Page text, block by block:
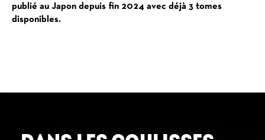
publié au Japon depuis fin 2024 avec déjà 3 tomes
disponibles.